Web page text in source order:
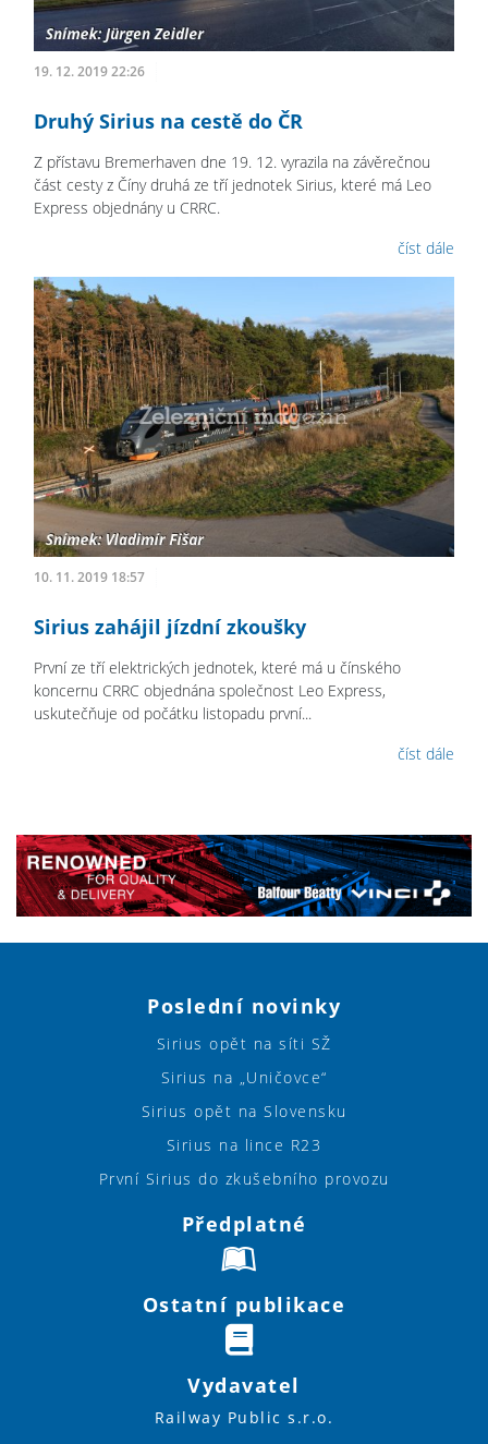
19. 12. 2019 22:26
Druhý Sirius na cestě do ČR
Z přístavu Bremerhaven dne 19. 12. vyrazila na závěrečnou
část cesty z Číny druhá ze tří jednotek Sirius, které má Leo
Express objednány u CRRC.
číst dále
10. 11. 2019 18:57
Sirius zahájil jízdní zkoušky
První ze tří elektrických jednotek, které má u čínského
koncernu CRRC objednána společnost Leo Express,
uskutečňuje od počátku listopadu první...
číst dále
Poslední novinky
Sirius opět na síti SŽ
Sirius na „Uničovce“
Sirius opět na Slovensku
Sirius na lince R23
První Sirius do zkušebního provozu
Předplatné
Ostatní publikace
Vydavatel
Railway Public s.r.o.